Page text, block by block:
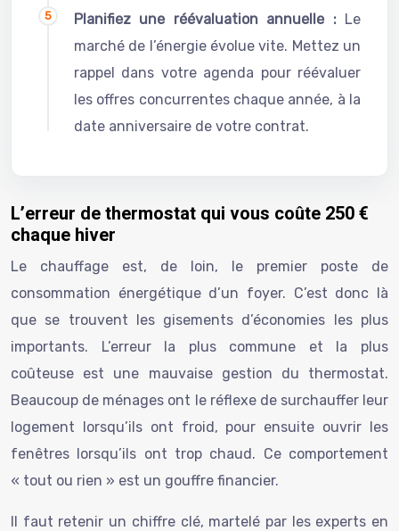
Planifiez une réévaluation annuelle :Le
marché de l’énergie évolue vite. Mettez un
rappel dans votre agenda pour réévaluer
les offres concurrentes chaque année, à la
date anniversaire de votre contrat.
L’erreur de thermostat qui vous coûte 250 €
chaque hiver
Le chauffage est, de loin, le premier poste de
consommation énergétique d’un foyer. C’est donc là
que se trouvent les gisements d’économies les plus
importants. L’erreur la plus commune et la plus
coûteuse est une mauvaise gestion du thermostat.
Beaucoup de ménages ont le réflexe de surchauffer leur
logement lorsqu’ils ont froid, pour ensuite ouvrir les
fenêtres lorsqu’ils ont trop chaud. Ce comportement
« tout ou rien » est un gouffre financier.
Il faut retenir un chiffre clé, martelé par les experts en